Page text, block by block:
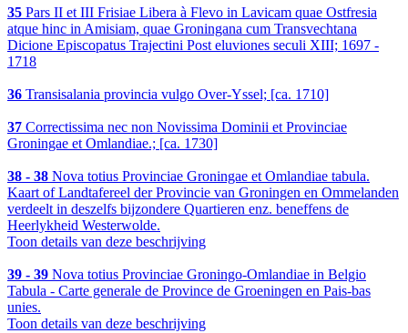
35 Pars II et III Frisiae Libera à Flevo in Lavicam quae Ostfresia
atque hinc in Amisiam, quae Groningana cum Transvechtana
Dicione Episcopatus Trajectini Post eluviones seculi XIII; 1697 -
1718
36 Transisalania provincia vulgo Over-Yssel; [ca. 1710]
37 Correctissima nec non Novissima Dominii et Provinciae
Groningae et Omlandiae.; [ca. 1730]
38 - 38 Nova totius Provinciae Groningae et Omlandiae tabula.
Kaart of Landtafereel der Provincie van Groningen en Ommelanden
verdeelt in deszelfs bijzondere Quartieren enz. beneffens de
Heerlykheid Westerwolde.
Toon details van deze beschrijving
39 - 39 Nova totius Provinciae Groningo-Omlandiae in Belgio
Tabula - Carte generale de Province de Groeningen en Pais-bas
unies.
Toon details van deze beschrijving